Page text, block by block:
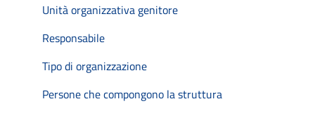
Unità organizzativa genitore
Responsabile
Tipo di organizzazione
Persone che compongono la struttura